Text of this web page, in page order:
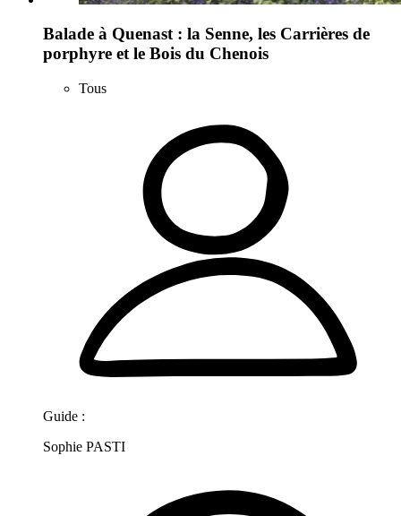
Balade à Quenast : la Senne, les Carrières de
porphyre et le Bois du Chenois
Tous
Guide :
Sophie PASTI